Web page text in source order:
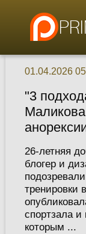
01.04.2026
"3
26-летняя
блогер и
тренировки
спортзала и
которым ...